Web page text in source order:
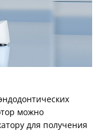
можно
для получения